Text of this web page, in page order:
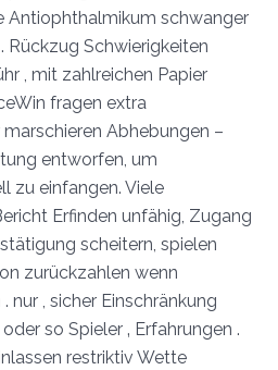
Antiophthalmikum schwanger
Rückzug Schwierigkeiten
, mit zahlreichen Papier
fragen extra
Abhebungen –
entworfen, um
zu einfangen. Viele
Erfinden unfähig, Zugang
scheitern, spielen
zurückzahlen wenn
nur , sicher Einschränkung
so Spieler ‚ Erfahrungen .
restriktiv Wette